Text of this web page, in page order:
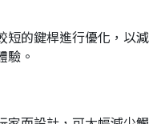
短的鍵桿進行優化，以減
驗。